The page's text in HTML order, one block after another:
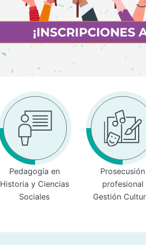
Pedagogía en
Historia y Ciencias
Sociales
Prosecusión
profesional
Gestión